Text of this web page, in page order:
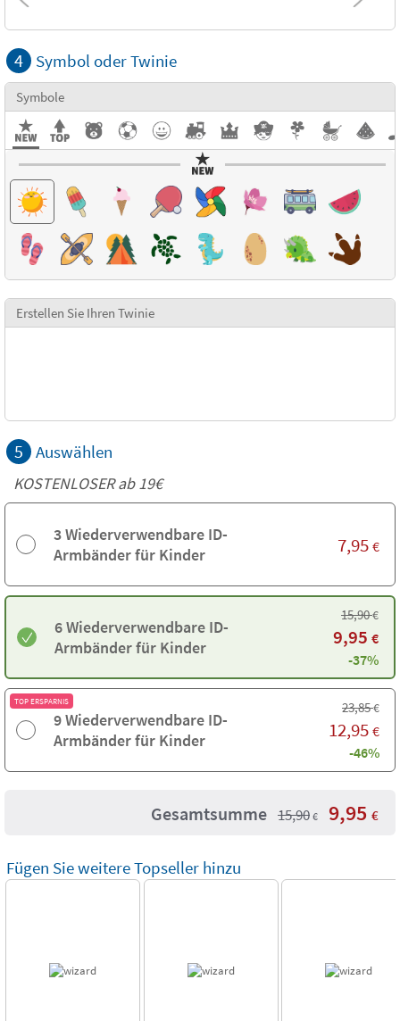
4 Symbol oder Twinie
Symbole
Erstellen Sie Ihren Twinie
5 Auswählen
KOSTENLOSER ab 19€
3 Wiederverwendbare ID-
Armbänder für Kinder
7,95 €
6 Wiederverwendbare ID-
Armbänder für Kinder
15,90€
9,95 €
-37%
TOP ERSPARNIS
9 Wiederverwendbare ID-
Armbänder für Kinder
23,85€
12,95 €
-46%
Gesamtsumme 15,90 € 9,95 €
Fügen Sie weitere Topseller hinzu